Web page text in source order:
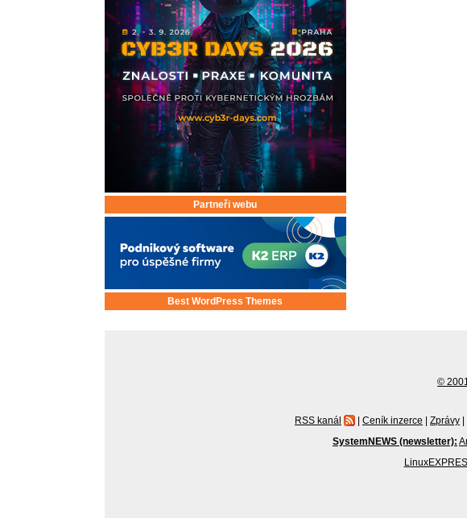
Partneři webu
Best WordPress Themes
©
RSS kanál | Ceník inzerce | Zprávy |
SystemNEWS (newsletter):